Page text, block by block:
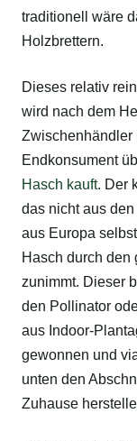
traditionell wäre
Holzbrettern.
Dieses relativ
wird nach dem
Zwischenhändler
Endkonsument
Hasch kauft. Der
das nicht aus
aus Europa
Hasch durch den
zunimmt. Dieser
den Pollinator
aus Indoor-
gewonnen und
unten den
Zuhause